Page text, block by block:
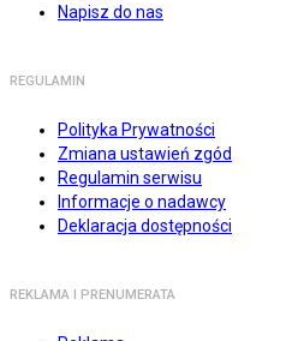
Napisz do nas
REGULAMIN
Polityka Prywatności
Zmiana ustawień zgód
Regulamin serwisu
Informacje o nadawcy
Deklaracja dostępności
REKLAMA I PRENUMERATA